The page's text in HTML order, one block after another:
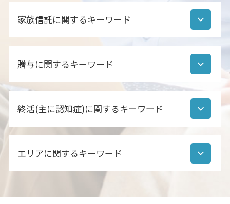
相続人調査 期間
相続人調査 依頼
相続人調査 方法
相続財産調査 期間
相続財産調査 不動産
相続手続き 代行 行政書士
相続 流れ
相続 手続き 流れ
相続手続き 行政書士
遺産分割協議書とは
相続手続き 必要書類
遺産分割協議書 ポイント
公正証書遺言 注意点
自筆証書遺言 チェック
公正証書遺言 効力 相続
公正証書遺言 作成 流れ
公正証書遺言 デメリット
自筆証書遺言 遺留分
自筆証書遺言 デメリット
遺言書作成
自筆証書遺言 効力
公正証書遺言 費用 自分で
公正証書遺言 作成方法
遺言とは
家族信託に関するキーワード
家族信託 誰に相談
家族信託 タイミング
家族信託 親亡き後
家族信託 家族以外
家族信託 遺言 違い
家族信託 認知症対策
家族信託 どこに相談
贈与に関するキーワード
暦年贈与 廃止 いつ
暦年贈与 注意点
贈与 とは
住宅 資金 贈与 非課税
住宅 購入 贈与
住宅ローン 贈与 注意点
生前贈与 教育資金
終活(主に認知症)に関するキーワード
終活 早く終わる人
エリアに関するキーワード
家族信託 鎌ケ谷